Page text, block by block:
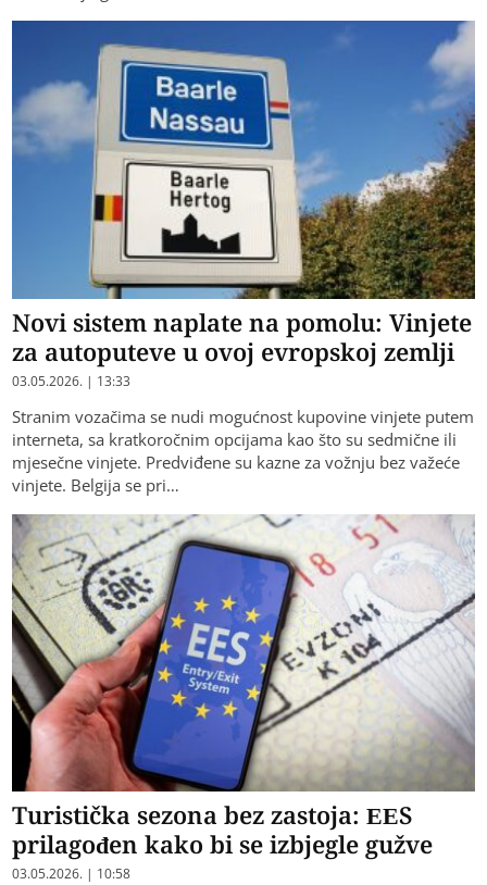
Novi sistem naplate na pomolu: Vinjete
za autoputeve u ovoj evropskoj zemlji
03.05.2026. | 13:33
Stranim vozačima se nudi mogućnost kupovine vinjete putem
interneta, sa kratkoročnim opcijama kao što su sedmične ili
mjesečne vinjete. Predviđene su kazne za vožnju bez važeće
vinjete. Belgija se pri…
Turistička sezona bez zastoja: EES
prilagođen kako bi se izbjegle gužve
03.05.2026. | 10:58